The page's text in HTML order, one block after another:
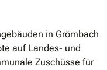
in Grömbach
auf Landes- und
Zuschüsse für